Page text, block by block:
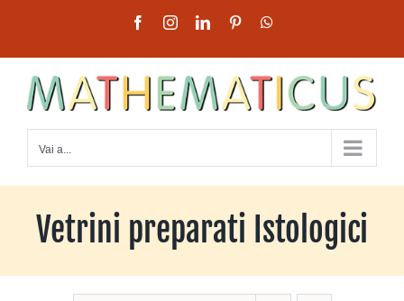
contenuto
FacebookInstagramLinkedInPinterest
Vai a...
Vetrini preparati Istologici